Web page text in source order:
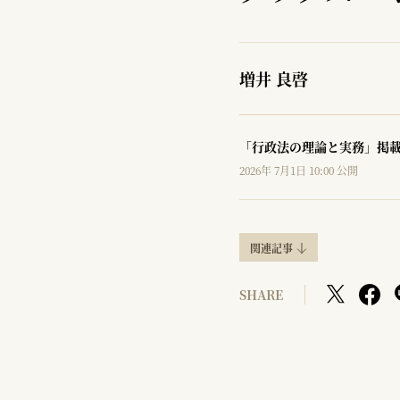
増井 良啓
「行政法の理論と実務」掲
2026年 7月1日 10:00 公開
関連記事
SHARE